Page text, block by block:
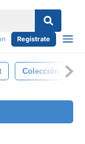
Regístrate
Colección